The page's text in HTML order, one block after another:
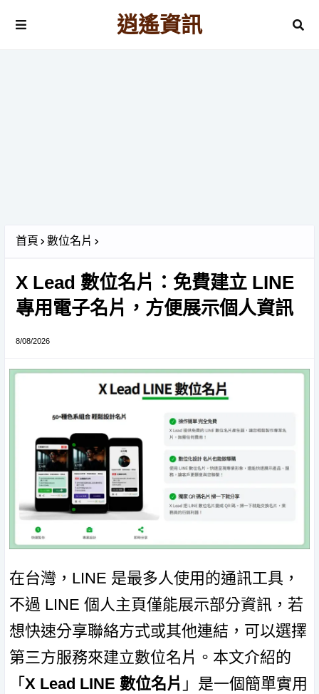
逍遙資訊
首頁 數位名片
X Lead 數位名片：免費建立 LINE
專用電子名片，方便展示個人資訊
8/08/2026
在台灣，LINE 是最多人使用的通訊工具，
不過 LINE 個人主頁僅能展示部分資訊，若
想快速分享聯絡方式或其他連結，可以選擇
第三方服務來建立數位名片。本文介紹的
「 X Lead LINE 數位名片 」是一個簡單實用